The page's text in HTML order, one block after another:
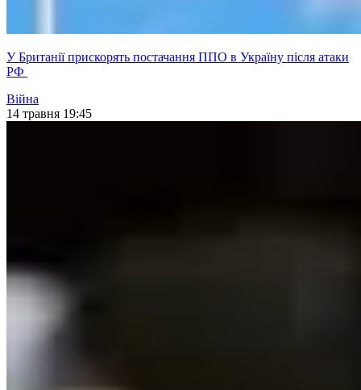
У Британії прискорять постачання ППО в Україну після атаки
РФ
Війна
14 травня 19:45